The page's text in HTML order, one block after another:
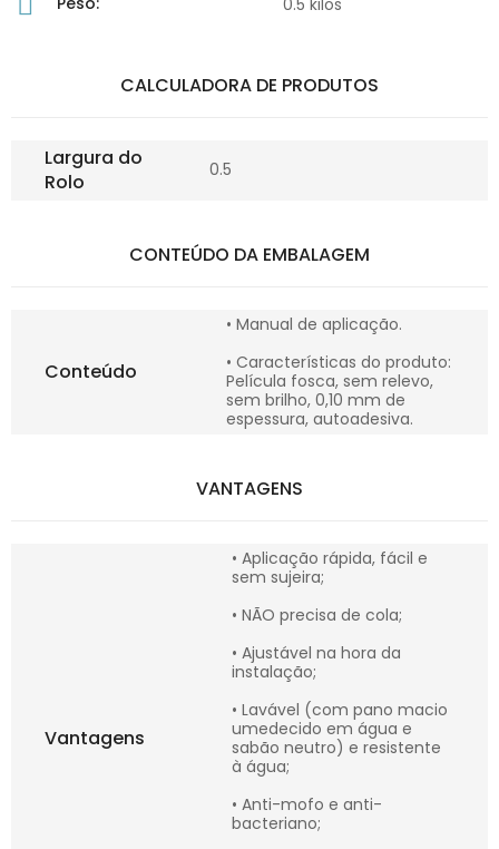
0.5 kilos
CALCULADORA DE PRODUTOS
Largura do
Rolo
0.5
CONTEÚDO DA EMBALAGEM
Conteúdo
• Manual de aplicação.
• Características do produto:
Película fosca, sem relevo,
sem brilho, 0,10 mm de
espessura, autoadesiva.
VANTAGENS
Vantagens
• Aplicação rápida, fácil e
sem sujeira;
• NÃO precisa de cola;
• Ajustável na hora da
instalação;
• Lavável (com pano macio
umedecido em água e
sabão neutro) e resistente
à água;
• Anti-mofo e anti-
bacteriano;